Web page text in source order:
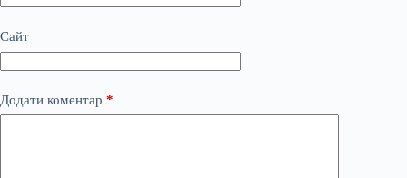
Сайт
Додати коментар *